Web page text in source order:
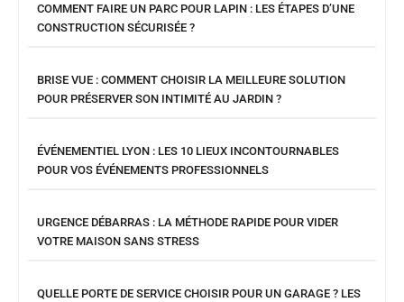
COMMENT FAIRE UN PARC POUR LAPIN : LES ÉTAPES D’UNE
CONSTRUCTION SÉCURISÉE ?
BRISE VUE : COMMENT CHOISIR LA MEILLEURE SOLUTION
POUR PRÉSERVER SON INTIMITÉ AU JARDIN ?
ÉVÉNEMENTIEL LYON : LES 10 LIEUX INCONTOURNABLES
POUR VOS ÉVÉNEMENTS PROFESSIONNELS
URGENCE DÉBARRAS : LA MÉTHODE RAPIDE POUR VIDER
VOTRE MAISON SANS STRESS
QUELLE PORTE DE SERVICE CHOISIR POUR UN GARAGE ? LES